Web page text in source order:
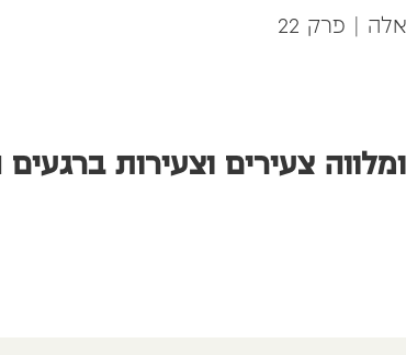
| פרק 22
צעירים וצעירות